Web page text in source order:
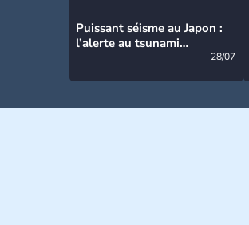
Puissant séisme au Japon :
l’alerte au tsunami
28/07